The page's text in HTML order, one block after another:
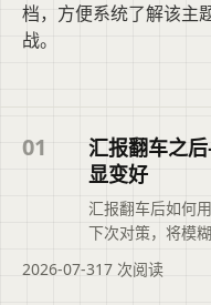
档，方便系统了解该主
战。
01
汇报翻车之
显变好
汇报翻车后如何
下次对策，将模
并融入二狗PPT
一次汇报明显变
2026-07-317 次阅读